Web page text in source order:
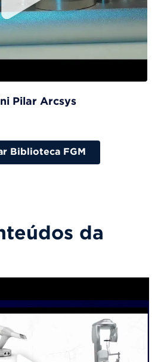
Pilar Arcsys
Biblioteca FGM
da